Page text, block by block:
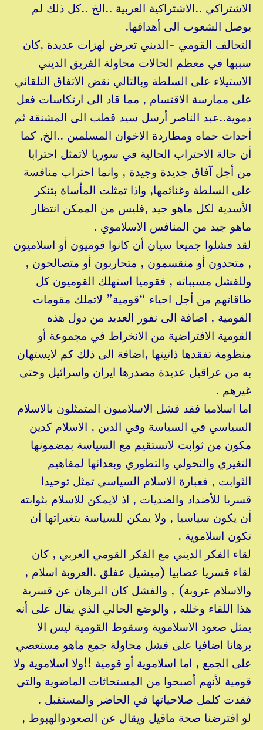
الاشتراكي ..الاشتراكية العربية ..الخ ..كل ذلك لم
يوصل الشعوب الى أهدافها.
التحالف القومي -الديني تعرض لهزات عديدة ,كان
سببها في معظم الحالات محاولة الفريق الديني
الاستيلاء على السلطة وبالتالي نقض الاتفاق التلقائي
على ممارسة الاقتسام , مما قاد الى ارتكاسات فعل
دموية..عبد الناصر أرسل سيد قطب الى المشنقة ثم
أحداث حماه ومطاردة الاخوان المسلمين ..الخ, كما
أن حالة الاحتراب الحالية في سوريا لاتمثل احترابا
من أجل آفاق جديدة وجيدة , وانما احتراب منافسة
على السلطة وغنائمها, واذا تمثلت المأساة بتنكر
الأسدية لكل ماهو جيد ,فليس من الممكن انتظار
ماهو جيد من المنافس الاسلاموي .
لقد فشلوا جميعا سيان أن كانوا قوميون أو اسلاميون
, متحدون أو منقسمون , متحاربون أو متصالحون ,
وللفشل مسبباته , فقوميا استهلك القوميون كل
طاقاتهم من أجل احياء “قومية” لاتملك مقومات
القومية , اضافة الى نفور العديد من دول هذه
القومية الافتراضية من الانخراط في مجموعة أو
منظومة تفقدها ذاتيتها ,اضافة الى ذلك كم لايستهان
به من عراقيل عديدة مصدرها ايران واسرائيل وحتى
غيرهم .
اما اسلاميا فقد فشل الاسلاميون المتمثلون بالاسلام
السياسي في السياسة وفي الدين , الاسلام كدين
مكون من ثوابت لاتستقيم مع السياسة بمضمونها
التغيري والتحولي والتطوري وبعدائها لمفاهيم
الثوابت , فعبارة الاسلام السياسي تمثل توحيدا
قسريا للأضداد والضديات , اذ لايمكن للاسلام بثوابته
أن يكون سياسيا , ولا يمكن للسياسة بتغيراتها أن
تكون اسلاموية .
لقاء الفكر الديني مع الفكر القومي العربي , كان
لقاء قسريا عصابيا (ميشيل عفلق .العروبة اسلام ,
والاسلام عروبة) , والفشل كان البرهان عن قسرية
هذا اللقاء وخلله , والوضع الحالي الذي يقال على أنه
يمثل صعود الاسلاموية وسقوط القومية ليس الا
برهانا اضافيا على فشل محاولة جمع ماهو مستعصي
على الجمع , اما اسلاموية أو قومية !!ولا اسلاموية ولا
قومية لأنهم أصبحوا من المستحاثات الماضوية والتي
فقدت كلمل صلاحياتها في الحاضر والمستقبل .
لو افترضنا صحة ماقيل ويقال عن الصعودوالهبوط ,